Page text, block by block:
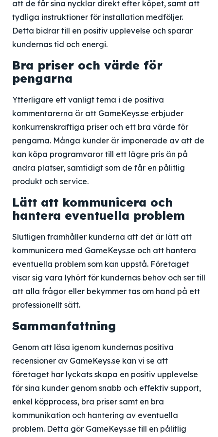
att de får sina nycklar direkt efter köpet, samt att
tydliga instruktioner för installation medföljer.
Detta bidrar till en positiv upplevelse och sparar
kundernas tid och energi.
Bra priser och värde för
pengarna
Ytterligare ett vanligt tema i de positiva
kommentarerna är att GameKeys.se erbjuder
konkurrenskraftiga priser och ett bra värde för
pengarna. Många kunder är imponerade av att de
kan köpa programvaror till ett lägre pris än på
andra platser, samtidigt som de får en pålitlig
produkt och service.
Lätt att kommunicera och
hantera eventuella problem
Slutligen framhåller kunderna att det är lätt att
kommunicera med GameKeys.se och att hantera
eventuella problem som kan uppstå. Företaget
visar sig vara lyhört för kundernas behov och ser till
att alla frågor eller bekymmer tas om hand på ett
professionellt sätt.
Sammanfattning
Genom att läsa igenom kundernas positiva
recensioner av GameKeys.se kan vi se att
företaget har lyckats skapa en positiv upplevelse
för sina kunder genom snabb och effektiv support,
enkel köpprocess, bra priser samt en bra
kommunikation och hantering av eventuella
problem. Detta gör GameKeys.se till en pålitlig